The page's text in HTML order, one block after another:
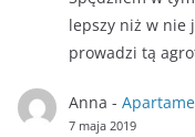
lepszy niż w nie
prowadzi tą
Anna -
7 maja 2019